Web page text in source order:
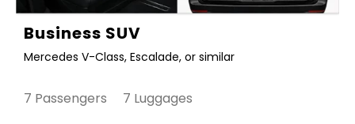
Business SUV
Mercedes V-Class, Escalade, or similar
7 Passengers 7 Luggages